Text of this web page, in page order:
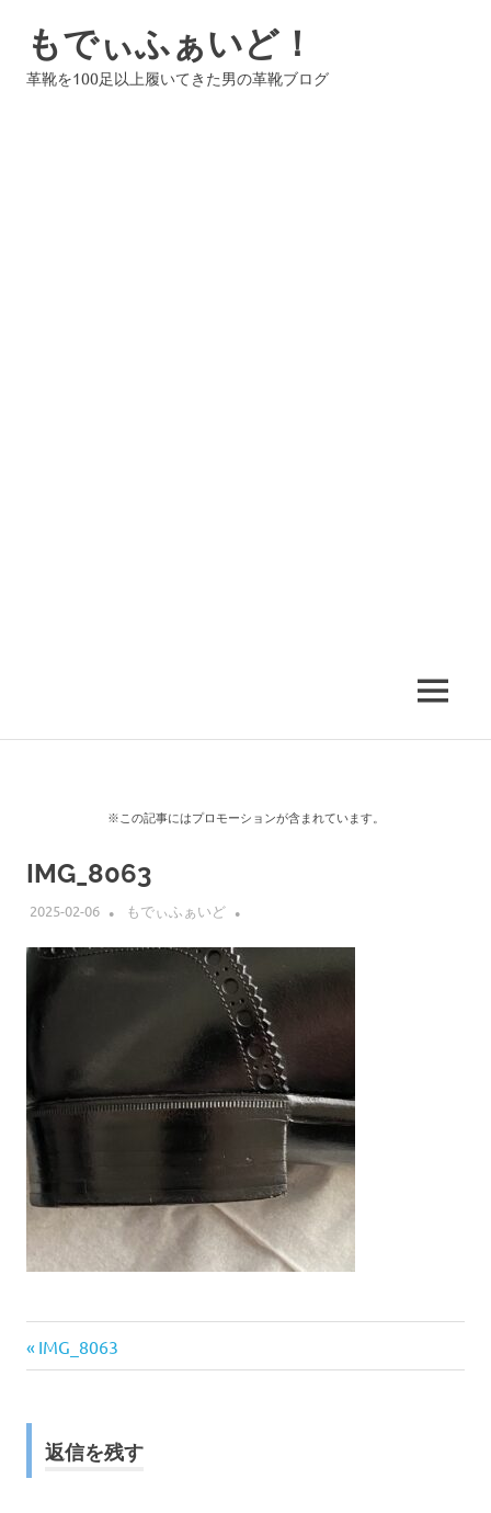
もでぃふぁいど！
革靴を100足以上履いてきた男の革靴ブログ
MENU
※この記事にはプロモーションが含まれています。
IMG_8063
2025-02-06 もでぃふぁいど
投
ナ
前
の
IMG_8063
返信を残す